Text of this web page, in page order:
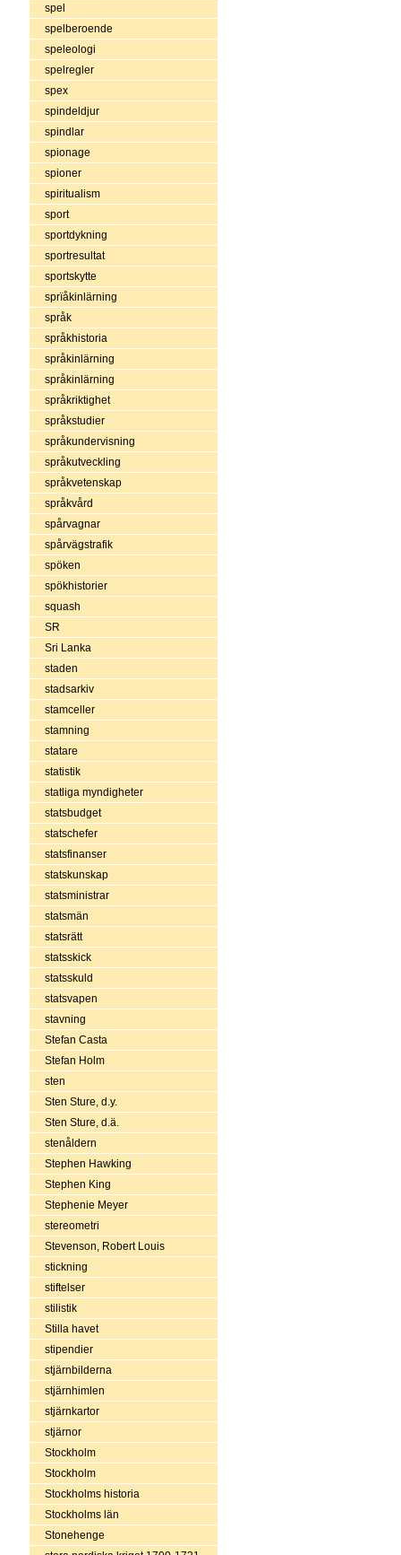
spel
spelberoende
speleologi
spelregler
spex
spindeldjur
spindlar
spionage
spioner
spiritualism
sport
sportdykning
sportresultat
sportskytte
sprïåkinlärning
språk
språkhistoria
språkinlärning
språkinlärning
språkriktighet
språkstudier
språkundervisning
språkutveckling
språkvetenskap
språkvård
spårvagnar
spårvägstrafik
spöken
spökhistorier
squash
SR
Sri Lanka
staden
stadsarkiv
stamceller
stamning
statare
statistik
statliga myndigheter
statsbudget
statschefer
statsfinanser
statskunskap
statsministrar
statsmän
statsrätt
statsskick
statsskuld
statsvapen
stavning
Stefan Casta
Stefan Holm
sten
Sten Sture, d.y.
Sten Sture, d.ä.
stenåldern
Stephen Hawking
Stephen King
Stephenie Meyer
stereometri
Stevenson, Robert Louis
stickning
stiftelser
stilistik
Stilla havet
stipendier
stjärnbilderna
stjärnhimlen
stjärnkartor
stjärnor
Stockholm
Stockholm
Stockholms historia
Stockholms län
Stonehenge